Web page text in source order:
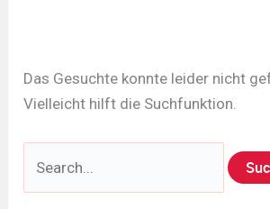
Das Gesuchte konnte leider nicht
Vielleicht hilft die Suchfunktion.